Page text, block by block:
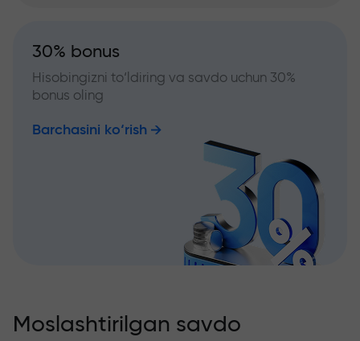
30% bonus
Hisobingizni to‘ldiring va savdo uchun 30%
bonus oling
Barchasini ko‘rish
Moslashtirilgan savdo